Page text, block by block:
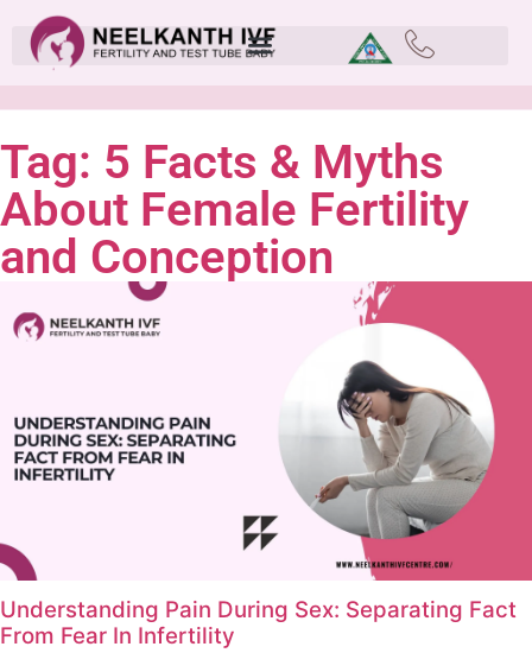
Tag: 5 Facts & Myths
About Female Fertility
and Conception
Understanding Pain During Sex: Separating Fact
From Fear In Infertility